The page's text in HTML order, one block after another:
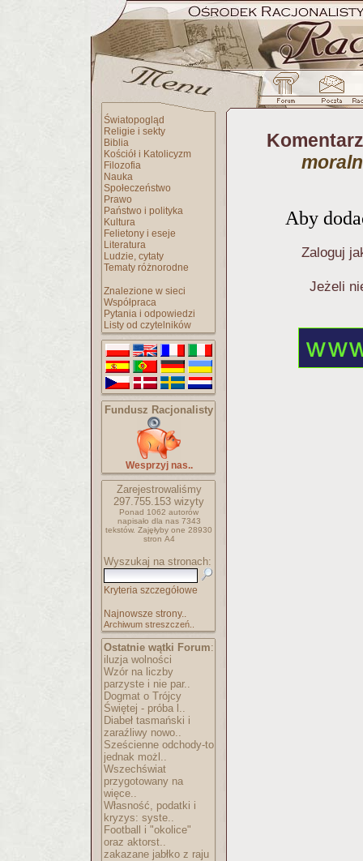
Światopogląd
Religie i sekty
Biblia
Kościół i Katolicyzm
Filozofia
Nauka
Społeczeństwo
Prawo
Państwo i polityka
Kultura
Felietony i eseje
Literatura
Ludzie, cytaty
Tematy różnorodne
Znalezione w sieci
Współpraca
Pytania i odpowiedzi
Listy od czytelników
Fundusz Racjonalisty
Wesprzyj nas..
Zarejestrowaliśmy
297.755.153 wizyty
Ponad 1062 autorów
napisało dla nas 7343
tekstów. Zajęłyby one 28930
stron A4
Wyszukaj na stronach:
Kryteria szczegółowe
Najnowsze strony..
Archiwum streszczeń..
Ostatnie wątki Forum:
iluzja wolności
Wzór na liczby
parzyste i nie par..
Dogmat o Trójcy
Świętej - próba l..
Diabeł tasmański i
zaraźliwy nowo..
Sześcienne odchody-to
jednak możl..
Wszechświat
przygotowany na
więce..
Własność, podatki i
kryzys: syste..
Football i "okolice"
oraz aktorst..
zakazane jabłko z raju
Aby
Zaloguj
Jeżeli